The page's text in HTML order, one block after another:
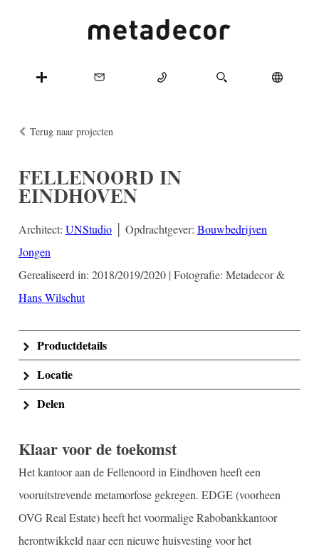
Terug naar projecten
FELLENOORD IN
EINDHOVEN
Architect: UNStudio│ Opdrachtgever: Bouwbedrijven
Jongen
Gerealiseerd in: 2018/2019/2020 | Fotografie: Metadecor &
Hans Wilschut
Productdetails
Locatie
Delen
Klaar voor de toekomst
Het kantoor aan de Fellenoord in Eindhoven heeft een
vooruitstrevende metamorfose gekregen. EDGE (voorheen
OVG Real Estate) heeft het voormalige Rabobankkantoor
herontwikkeld naar een nieuwe huisvesting voor het